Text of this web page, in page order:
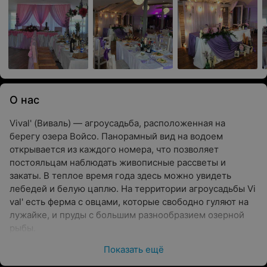
О нас
Vival' (Виваль) — агроусадьба, расположенная на
берегу озера Войсо. Панорамный вид на водоем
открывается из каждого номера, что позволяет
постояльцам наблюдать живописные рассветы и
закаты. В теплое время года здесь можно увидеть
лебедей и белую цаплю. На территории агроусадьбы Vi
val' есть ферма с овцами, которые свободно гуляют на
лужайке, и пруды с большим разнообразием озерной
рыбы.
МесторасположениеПоказать ещё